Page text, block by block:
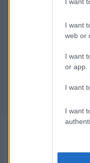
I want
web or
I want
or app.
I want
I want